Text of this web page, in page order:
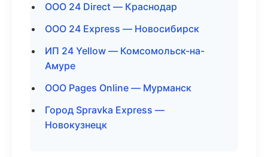
ООО 24 Direct — Краснодар
ООО 24 Express — Новосибирск
ИП 24 Yellow — Комсомольск-на-
Амуре
ООО Pages Online — Мурманск
Город Spravka Express —
Новокузнецк